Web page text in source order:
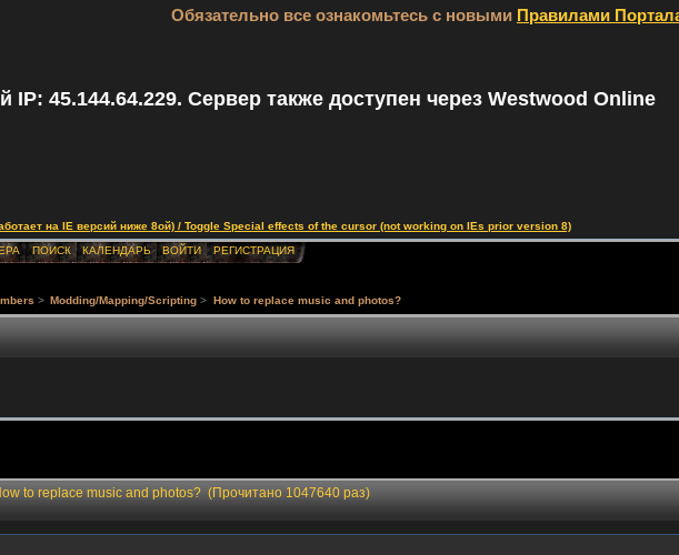
Обязательно все ознакомьтесь с новыми Правилами
45.144.64.229. Сервер также доступен через Westwood Online
на IE версий ниже 8ой) / Toggle Special effects of the cursor (not working on IEs prior version 8)
ПОИСК КАЛЕНДАРЬ ВОЙТИ РЕГИСТРАЦИЯ
> Modding/Mapping/Scripting > How to replace music and photos?
to replace music and photos? (Прочитано 1047640 раз)